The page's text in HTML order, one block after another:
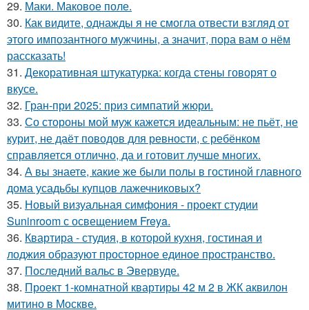
29. Маки. Маковое поле.
30. Как видите, однажды я не смогла отвести взгляд от
этого импозантного мужчины, а значит, пора вам о нём
рассказать!
31. Декоративная штукатурка: когда стены говорят о
вкусе.
32. Гран-при 2025: приз симпатий жюри.
33. Со стороны мой муж кажется идеальным: не пьёт, не
курит, не даёт поводов для ревности, с ребёнком
справляется отлично, да и готовит лучше многих.
34. А вы знаете, какие же были полы в гостиной главного
дома усадьбы купцов лажечниковых?
35. Новый визуальная симфония - проект студии
Suninroom с освещением Freya.
36. Квартира - студия, в которой кухня, гостиная и
лоджия образуют просторное единое пространство.
37. Последний вальс в Эвервуде.
38. Проект 1-комнатной квартиры 42 м 2 в ЖК аквилон
митино в Москве.